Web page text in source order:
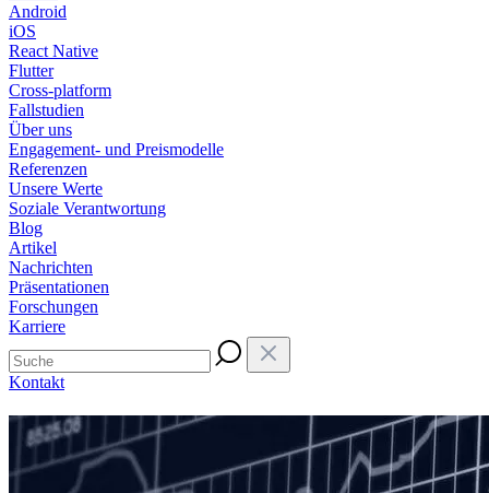
Android
iOS
React Native
Flutter
Cross-platform
Fallstudien
Über uns
Engagement- und Preismodelle
Referenzen
Unsere Werte
Soziale Verantwortung
Blog
Artikel
Nachrichten
Präsentationen
Forschungen
Karriere
Kontakt